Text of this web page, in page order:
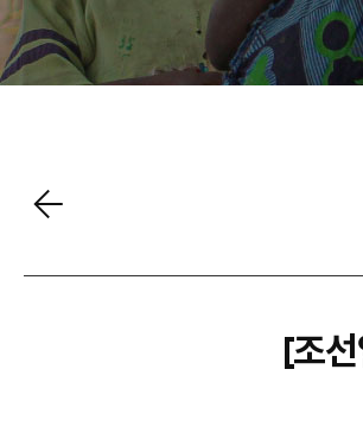
언론보도
[조